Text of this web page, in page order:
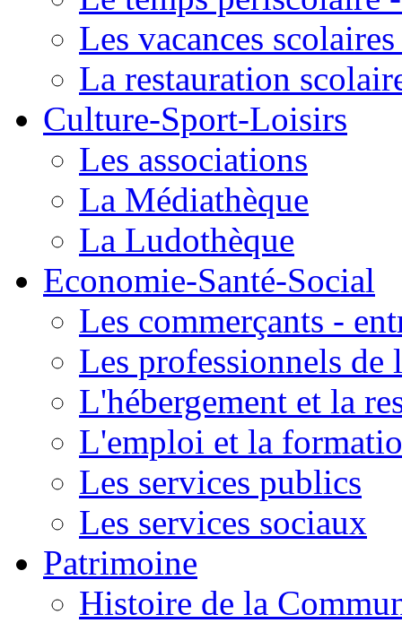
Les vacances
La restauration
Culture-Sport-Loisirs
Les associations
La Médiathèque
La Ludothèque
Economie-Santé-Social
Les commerçants -
Les professionnels de
L'hébergement et la
L'emploi et la
Les services publics
Les services sociaux
Patrimoine
Histoire de la